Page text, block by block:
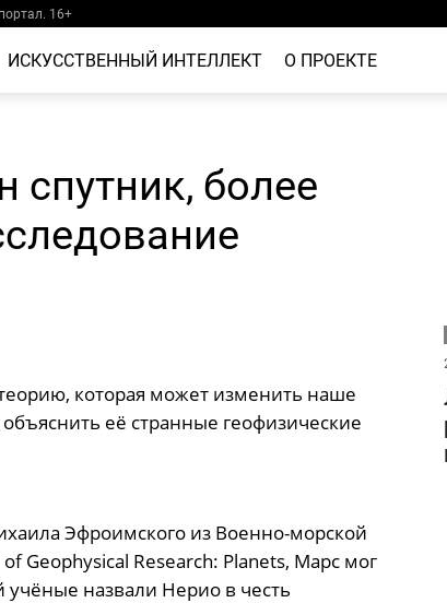
16+
ИСКУССТВЕННЫЙ ИНТЕЛЛЕКТ О ПРОЕКТЕ
более
которая может изменить наше
её странные геофизические
Эфроимского из Военно-морской
Geophysical Research: Planets, Марс мог
учёные назвали Нерио в честь